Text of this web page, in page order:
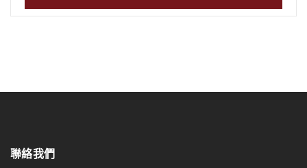
聯絡我們